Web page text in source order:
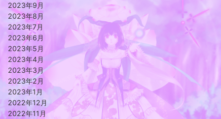
2023年9月
2023年8月
2023年7月
2023年6月
2023年5月
2023年4月
2023年3月
2023年2月
2023年1月
2022年12月
2022年11月